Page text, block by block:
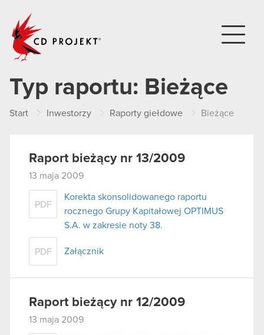
Typ raportu: Bieżące
Start Inwestorzy Raporty giełdowe Bieżące
Raport bieżący nr 13/2009
13 maja 2009
PDF
Korekta skonsolidowanego raportu
rocznego Grupy Kapitałowej OPTIMUS
S.A. w zakresie noty 38.
PDF Załącznik
Raport bieżący nr 12/2009
13 maja 2009